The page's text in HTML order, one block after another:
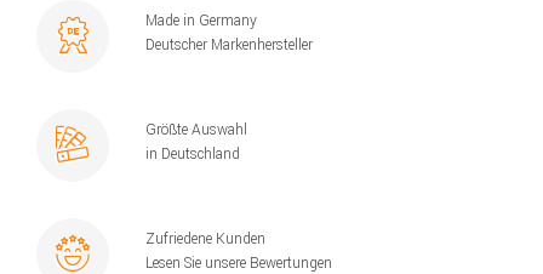
Made in Germany
Deutscher Markenhersteller
Größte Auswahl
in Deutschland
Zufriedene Kunden
Lesen Sie unsere Bewertungen